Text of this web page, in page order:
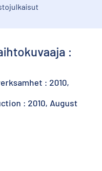
:
: 2010,
: 2010, August